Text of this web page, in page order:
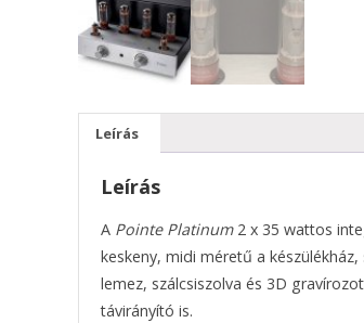
Leírás
Leírás
A Pointe Platinum2 x 35 wattos
keskeny, midi méretű a
lemez, szálcsiszolva és 3D
távirányító is.